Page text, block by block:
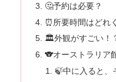
🤔予約は必要？
⏰所要時間はどれ
🏛️外観がすごい！
🐨オーストラリア
🍃中に入ると